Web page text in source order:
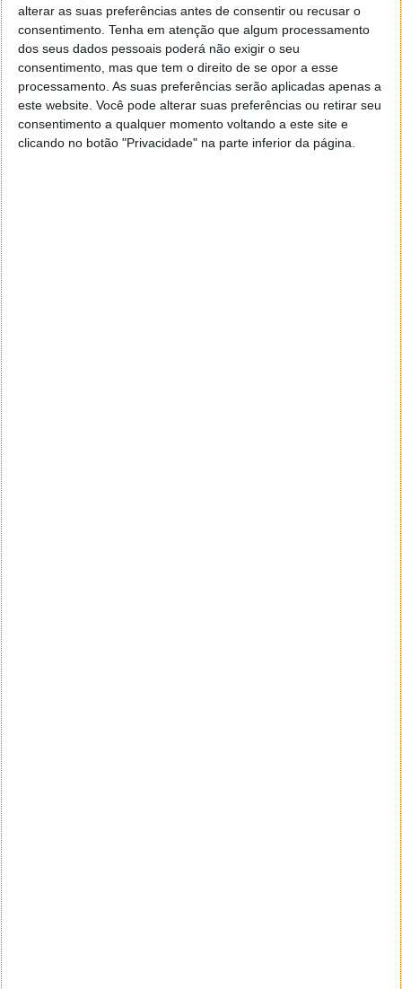
alterar as suas preferências antes de consentir ou recusar o
consentimento. Tenha em atenção que algum processamento
dos seus dados pessoais poderá não exigir o seu
consentimento, mas que tem o direito de se opor a esse
processamento. As suas preferências serão aplicadas apenas a
este website. Você pode alterar suas preferências ou retirar seu
consentimento a qualquer momento voltando a este site e
clicando no botão "Privacidade" na parte inferior da página.
A Comissão Nacional de Proteção Dados (CNPD)
considerou recentemente que se adotem medidas
que "salvaguardem os direitos fundamentais dos
cidadãos” e previnam o risco de “usurpação de
identidade”. Pode saber maisaqui.